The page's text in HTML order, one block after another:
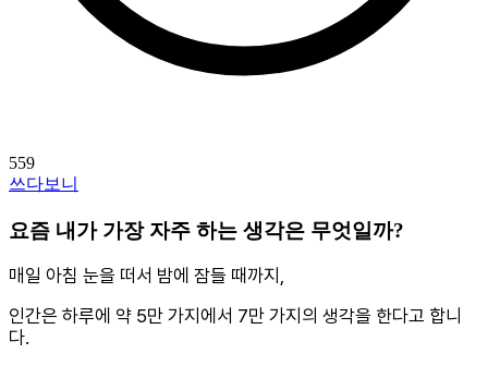
559
쓰다보니
요즘 내가 가장 자주 하는 생각은 무엇일까?
매일 아침 눈을 떠서 밤에 잠들 때까지,
인간은 하루에 약 5만 가지에서 7만 가지의 생각을 한다고 합니
다.